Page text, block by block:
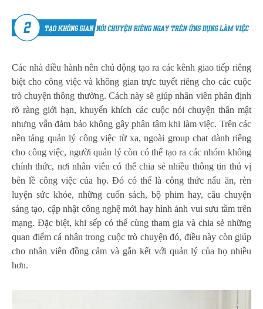
Các nhà điều hành nên chủ động tạo ra các kênh giao tiếp riêng
biệt cho công việc và không gian trực tuyết riêng cho các cuộc
trò chuyện thông thường. Cách này sẽ giúp nhân viên phân định
rõ ràng giới hạn, khuyến khích các cuộc nói chuyện thân mật
nhưng vẫn đảm bảo không gây phân tâm khi làm việc. Trên các
nền tảng quản lý công việc từ xa, ngoài group chat dành riêng
cho công việc, người quản lý còn có thể tạo ra các nhóm không
chính thức, nơi nhân viên có thể chia sẻ nhiều thông tin thú vị
bên lề công việc của họ. Đó có thể là công thức nấu ăn, rèn
luyện sức khỏe, những cuốn sách, bộ phim hay, câu chuyện
sáng tạo, cập nhật công nghệ mới hay hình ảnh vui sưu tầm trên
mạng. Đặc biệt, khi sếp có thể cùng tham gia và chia sẻ những
quan điểm cá nhân trong cuộc trò chuyện đó, điều này còn giúp
cho nhân viên đồng cảm và gắn kết với quản lý của họ nhiều
hơn.